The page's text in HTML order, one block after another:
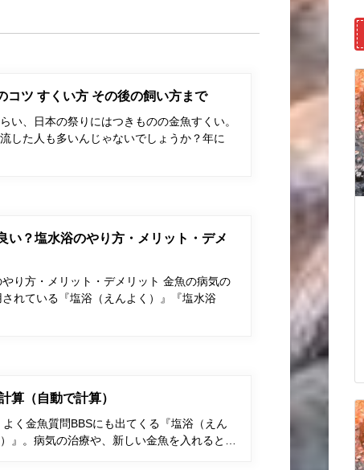
コツ すくい方 その後の飼い方まで
い、日本の祭りにはつきものの金魚すくい。
した人も多いんじゃないでしょうか？年に
い？塩水浴のやり方・メリット・デメ
り方・メリット・デメリット 金魚の病気の
れている『塩浴（えんよく）』『塩水浴
算（自動で計算）
く金魚質問BBSにも出てくる『塩浴（えん
』。病気の治療や、新しい金魚を入れると…